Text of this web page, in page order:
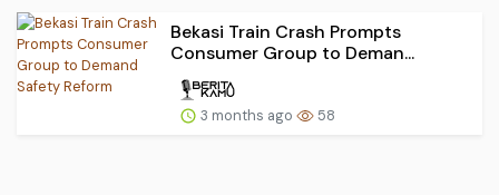
Bekasi Train Crash Prompts
Consumer Group to Deman...
3 months ago 58